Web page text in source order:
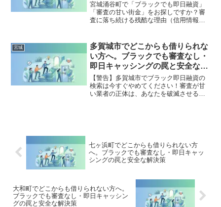
宮城涌谷町で「ブラックでも即日融資」
「審査の甘い街金」をお探しですか？審
査に落ち続ける残酷な理由（信用情報と
底解説。多重債務の地獄から抜け出し、
合法的に借金を減額・免除する「債務整
理」の正しい知識と、今すぐ督促を止め
る無料相談窓口をご案内します。
宮城
多賀城市でどこからも借りられな
い方へ。ブラックでも審査なし・
即日キャッシングの罠と安全な解
決策
【警告】多賀城市でブラック即日融資の
検索は今すぐやめてください！審査が甘
い業者の正体は、あなたを破滅させる闇
七ヶ浜町でどこからも借りられない方
へ。ブラックでも審査なし・即日キャッ
シングの罠と安全な解決策
大和町でどこからも借りられない方へ。
ブラックでも審査なし・即日キャッシン
グの罠と安全な解決策